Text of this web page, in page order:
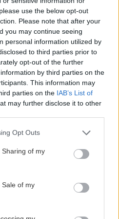
use the below opt-out
Please note that after your
you may continue seeing
personal information utilized by
to third parties prior to
opt-out of the further
by third parties on the
This information may
parties on the IAB’s List of
may further disclose it to other
app uses one or more Google
behaviour. You may click to
and its third-party tags to
purposes in below Google
Opt Outs
of my
of my
levanduľa! 7 fialových
krások, ktoré rozžiaria
vašu záhradu
nakladačiek: Ako ich